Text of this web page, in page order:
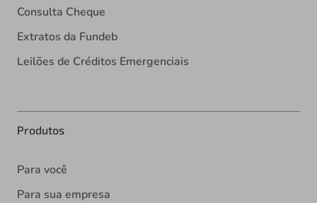
Consulta Cheque
Extratos da Fundeb
Leilões de Créditos Emergenciais
Produtos
Para você
Para sua empresa